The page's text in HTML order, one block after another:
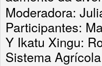
Moderadora:
Participantes:
Y Ikatu Xingu:
Sistema